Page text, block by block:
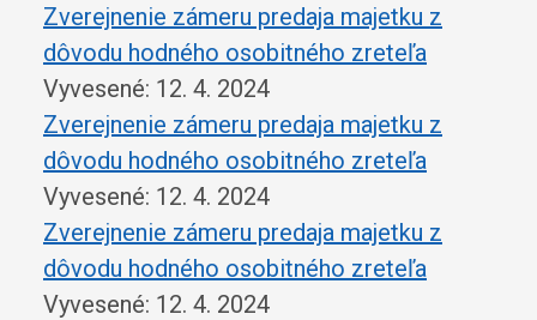
Zverejnenie zámeru predaja majetku z
dôvodu hodného osobitného zreteľa
Vyvesené: 12. 4. 2024
Zverejnenie zámeru predaja majetku z
dôvodu hodného osobitného zreteľa
Vyvesené: 12. 4. 2024
Zverejnenie zámeru predaja majetku z
dôvodu hodného osobitného zreteľa
Vyvesené: 12. 4. 2024